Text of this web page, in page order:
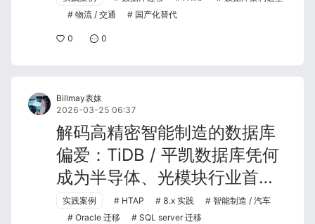
物流 / 交通
国产化替代
0 0
Billmay表妹
2026-03-25 06:37
解码高精密智能制造的数据库
偏爱：TiDB / 平凯数据库凭何
成为半导体、光模块行业首
选？
实践案例 HTAP 8.x 实践
智能制造 / 汽车
Oracle 迁移
SQL server 迁移